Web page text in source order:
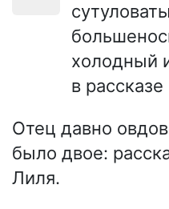
холодный
в
Отец давно
было двое:
Лиля.